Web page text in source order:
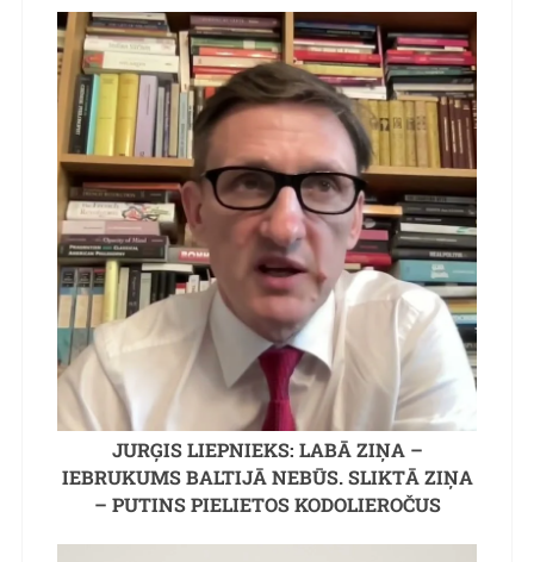
JURĢIS LIEPNIEKS: LABĀ ZIŅA –
IEBRUKUMS BALTIJĀ NEBŪS. SLIKTĀ ZIŅA
– PUTINS PIELIETOS KODOLIEROČUS